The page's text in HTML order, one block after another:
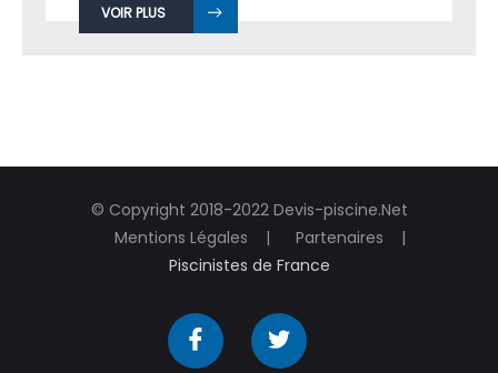
VOIR PLUS
© Copyright 2018-2022 Devis-piscine.Net
Mentions Légales
Partenaires
Piscinistes de France